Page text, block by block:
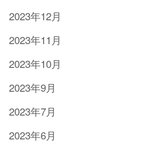
2023年12月
2023年11月
2023年10月
2023年9月
2023年7月
2023年6月